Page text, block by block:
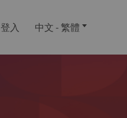
登入 中文 - 繁體